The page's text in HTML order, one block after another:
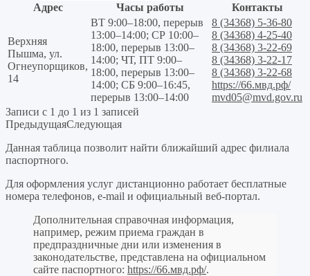
Адрес
Часы работы Контакты
Верхняя
Пышма, ул.
Огнеупорщиков,
14
ВТ 9:00–18:00, перерыв
13:00–14:00; СР 10:00–
18:00, перерыв 13:00–
14:00; ЧТ, ПТ 9:00–
18:00, перерыв 13:00–
14:00; СБ 9:00–16:45,
перерыв 13:00–14:00
8 (34368) 5-36-80
8 (34368) 4-25-40
8 (34368) 3-22-69
8 (34368) 3-22-17
8 (34368) 3-22-68
https://66.мвд.рф/
mvd05@mvd.gov.ru
Записи с 1 до 1 из 1 записей
ПредыдущаяСледующая
Данная таблица позволит найти ближайший адрес филиала
паспортного.
Для оформления услуг дистанционно работает бесплатные
номера телефонов, e-mail и официальный веб-портал.
Дополнительная справочная информация,
например, режим приема граждан в
предпраздничные дни или изменения в
законодательстве, представлена на официальном
сайте паспортного: https://66.мвд.рф/.